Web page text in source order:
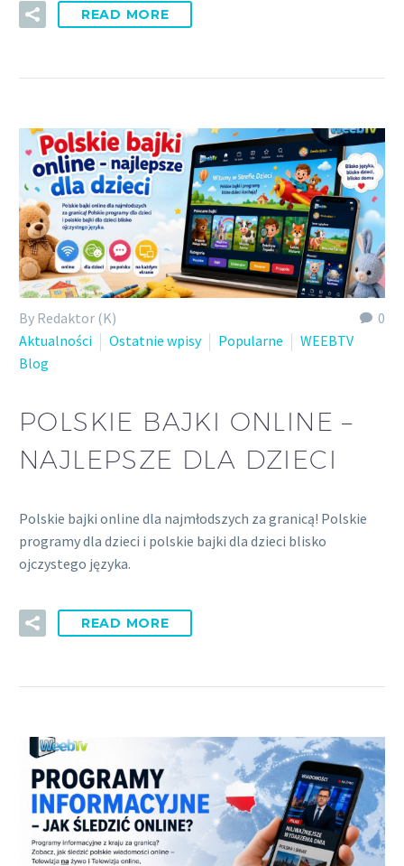
READ MORE
0
By Redaktor (K)
Aktualności
Ostatnie wpisy Popularne
WEEBTV
Blog
POLSKIE BAJKI ONLINE –
NAJLEPSZE DLA DZIECI
Polskie bajki online dla najmłodszych za granicą! Polskie
programy dla dzieci i polskie bajki dla dzieci blisko
ojczystego języka.
READ MORE